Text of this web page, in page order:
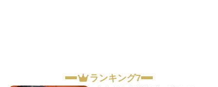
ランキング7